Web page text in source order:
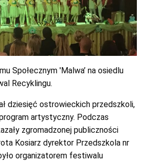
Społecznym 'Malwa’ na osiedlu
Recyklingu.
dziesięć ostrowieckich przedszkoli,
artystyczny. Podczas
zgromadzonej publiczności
Kosiarz dyrektor Przedszkola nr
organizatorem festiwalu